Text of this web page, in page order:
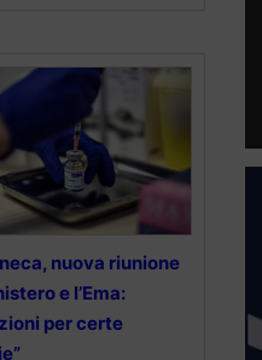
nuova riunione
e l’Ema:
per certe